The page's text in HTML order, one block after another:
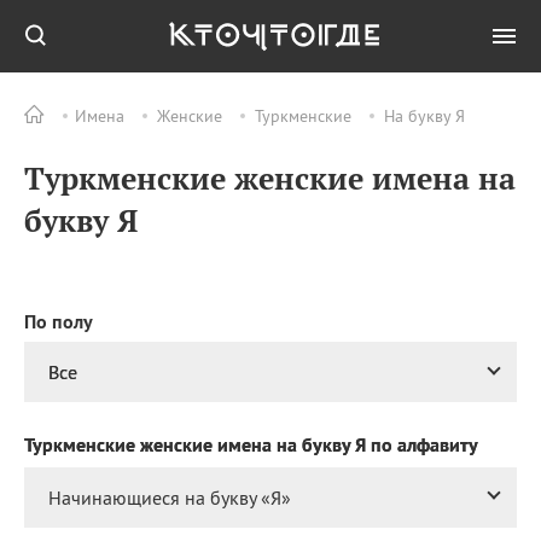
Имена Женские Туркменские На букву Я
Туркменские женские имена на
букву Я
По полу
Все
Туркменские женские имена на букву Я по алфавиту
Начинающиеся на букву «Я»
ПРАЗДНИКИ Все
06.08 День
войск РФ